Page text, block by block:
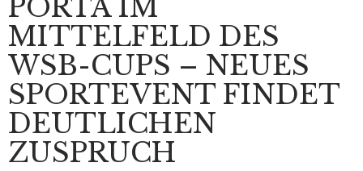
PORTA IM
MITTELFELD DES
WSB-CUPS – NEUES
SPORTEVENT FINDET
DEUTLICHEN
ZUSPRUCH